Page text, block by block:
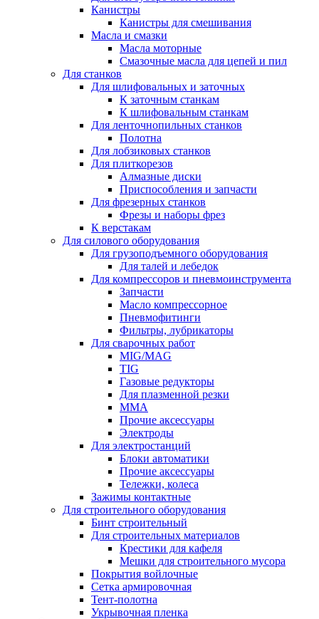
Канистры
Канистры для смешивания
Масла и смазки
Масла моторные
Смазочные масла для цепей и пил
Для станков
Для шлифовальных и заточных
К заточным станкам
К шлифовальным станкам
Для ленточнопильных станков
Полотна
Для лобзиковых станков
Для плиткорезов
Алмазные диски
Приспособления и запчасти
Для фрезерных станков
Фрезы и наборы фрез
К верстакам
Для силового оборудования
Для грузоподъемного оборудования
Для талей и лебедок
Для компрессоров и пневмоинструмента
Запчасти
Масло компрессорное
Пневмофитинги
Фильтры, лубрикаторы
Для сварочных работ
MIG/MAG
TIG
Газовые редукторы
Для плазменной резки
ММА
Прочие аксессуары
Электроды
Для электростанций
Блоки автоматики
Прочие аксессуары
Тележки, колеса
Зажимы контактные
Для строительного оборудования
Бинт строительный
Для строительных материалов
Крестики для кафеля
Мешки для строительного мусора
Покрытия войлочные
Сетка армировочная
Тент-полотна
Укрывочная пленка